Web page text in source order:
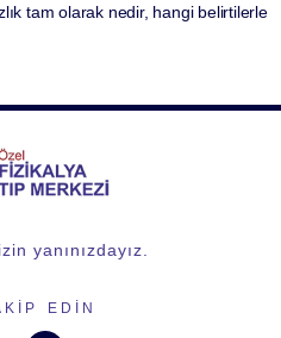
tam olarak nedir, hangi belirtilerle
yanınızdayız.
EDIN